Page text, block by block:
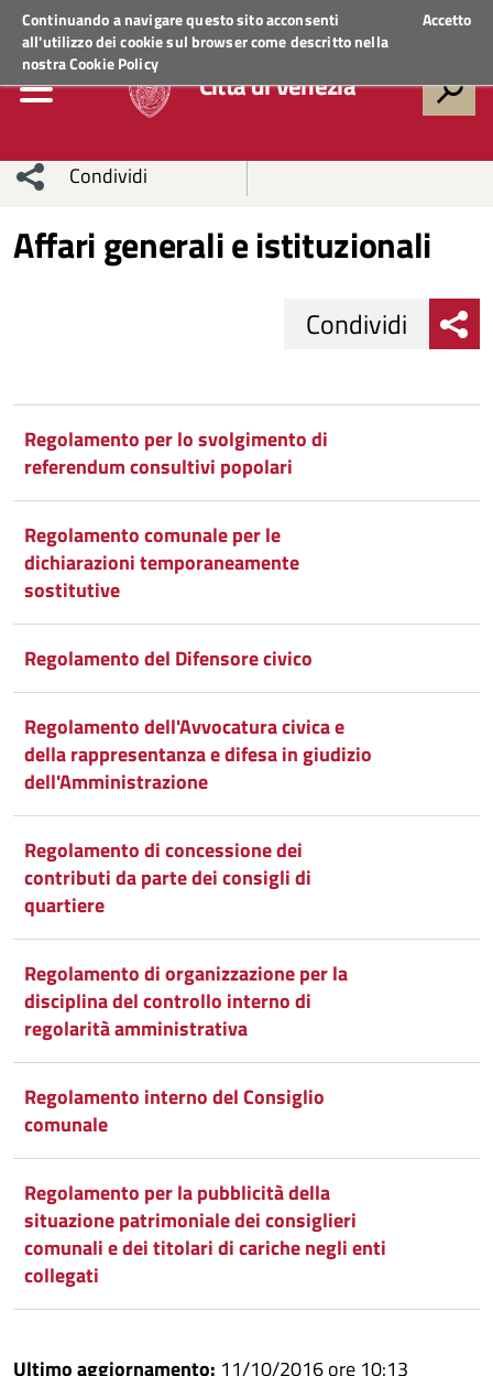
Continuando a navigare questo sito acconsenti
all'utilizzo dei cookie sul browser come descritto nella
nostraCookie Policy
Accetto
Regione VenetoACCEDI AI SERVIZI
Città di Venezia
Condividi
Condividi
Condividi
Facebook
Facebook
su
Whatsapp
Affari generali e istituzionali
Facebook
Condividi
su
Condividi
Plus
Whatsapp
Condividi
Regolamento per lo svolgimento di
referendum consultivi popolari
Regolamento comunale per le
dichiarazioni temporaneamente
sostitutive
Regolamento del Difensore civico
Regolamento dell'Avvocatura civica e
della rappresentanza e difesa in giudizio
dell'Amministrazione
Regolamento di concessione dei
contributi da parte dei consigli di
quartiere
Regolamento di organizzazione per la
disciplina del controllo interno di
regolarità amministrativa
Regolamento interno del Consiglio
comunale
Regolamento per la pubblicità della
situazione patrimoniale dei consiglieri
comunali e dei titolari di cariche negli enti
collegati
Ultimo aggiornamento: 11/10/2016 ore 10:13